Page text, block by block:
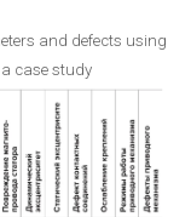
and defects using
case study